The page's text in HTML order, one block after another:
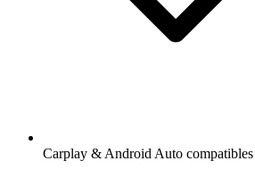
Carplay & Android Auto compatibles